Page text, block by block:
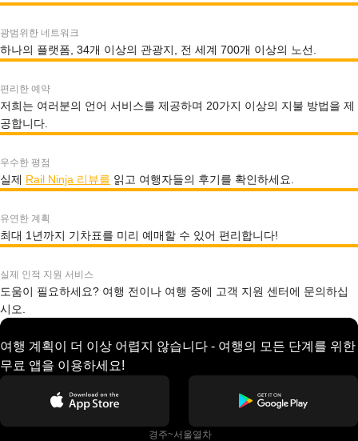
광범위한 네트워크
하나의 플랫폼, 34개 이상의 관광지, 전 세계 700개 이상의 노선.
편리한 예약
저희는 여러분의 언어 서비스를 제공하며 20가지 이상의 지불 방법을 제
공합니다.
우수한 평점
실제 Rail Ninja 리뷰를 읽고 여행자들의 후기를 확인하세요.
유연한 계획
최대 1년까지 기차표를 미리 예매할 수 있어 편리합니다!
실제 인적 지원 서비스
도움이 필요하세요? 여행 전이나 여행 중에 고객 지원 센터에 문의하십
시오.
여행 계획이 더 이상 어렵지 않습니다 - 여행의 모든 단계를 위한
무료 앱을 이용하세요!
경주~서울열차